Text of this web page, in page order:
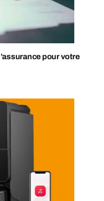
pour votre